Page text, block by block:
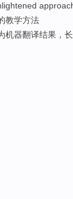
教学方法
机器翻译结果，